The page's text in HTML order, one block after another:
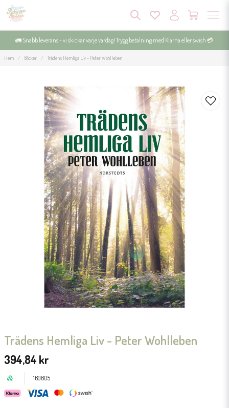
🚛 Snabb leverans - vi skickar varje vardag! Trygg betalning med Klarna eller swish 💳
Hem Böcker Trädens Hemliga Liv - Peter Wohlleben
Trädens Hemliga Liv - Peter Wohlleben
394,84 kr
169605